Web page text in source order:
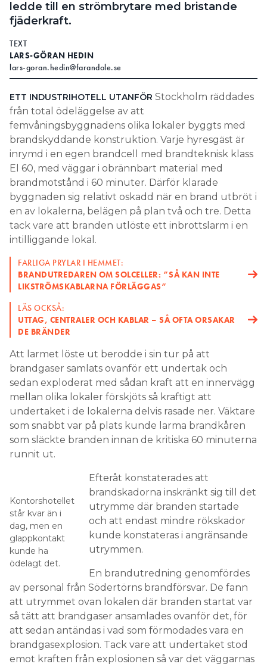
ledde till en strömbrytare med bristande
fjäderkraft.
TEXT
LARS-GÖRAN HEDIN
lars-goran.hedin@farandole.se
ETT INDUSTRIHOTELL UTANFÖR Stockholm räddades
från total ödeläggelse av att
femvåningsbyggnadens olika lokaler byggts med
brandskyddande konstruktion. Varje hyresgäst är
inrymd i en egen brandcell med brandteknisk klass
El 60, med väggar i obrännbart material med
brandmotstånd i 60 minuter. Därför klarade
byggnaden sig relativt oskadd när en brand utbröt i
en av lokalerna, belägen på plan två och tre. Detta
tack vare att branden utlöste ett inbrottslarm i en
intilliggande lokal.
FARLIGA PRYLAR I HEMMET:
BRANDUTREDAREN OM SOLCELLER: ”SÅ KAN INTE
LIKSTRÖMSKABLARNA FÖRLÄGGAS”
LÄS OCKSÅ:
UTTAG, CENTRALER OCH KABLAR – SÅ OFTA ORSAKAR
DE BRÄNDER
Att larmet löste ut berodde i sin tur på att
brandgaser samlats ovanför ett undertak och
sedan exploderat med sådan kraft att en innervägg
mellan olika lokaler förskjöts så kraftigt att
undertaket i de lokalerna delvis rasade ner. Väktare
som snabbt var på plats kunde larma brandkåren
som släckte branden innan de kritiska 60 minuterna
runnit ut.
Kontorshotellet
står kvar än i
dag, men en
glappkontakt
kunde ha
ödelagt det.
Efteråt konstaterades att
brandskadorna inskränkt sig till det
utrymme där branden startade
och att endast mindre rökskador
kunde konstateras i angränsande
utrymmen.
En brandutredning genomfördes
av personal från Södertörns brandförsvar. De fann
att utrymmet ovan lokalen där branden startat var
så tätt att brandgaser ansamlades ovanför det, för
att sedan antändas i vad som förmodades vara en
brandgasexplosion. Tack vare att undertaket stod
emot kraften från explosionen så var det väggarnas